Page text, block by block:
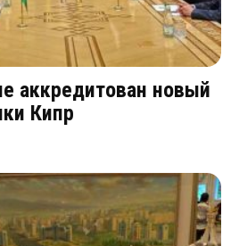
аккредитован новый
Кипр